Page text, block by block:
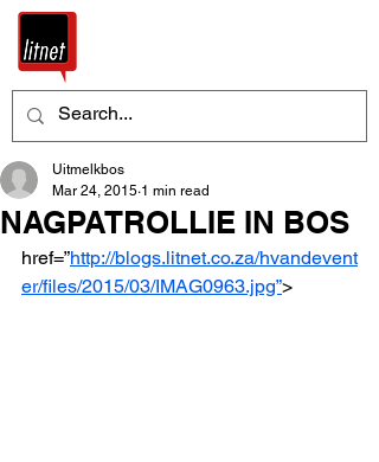
NAGPATROLLIE IN BOS
Uitmelkbos
Mar 24, 2015 1 min read
href=”http://blogs.litnet.co.za/hvandevent
er/files/2015/03/IMAG0963.jpg”>